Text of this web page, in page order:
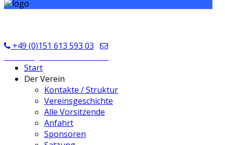
+49 (0)151 613 593 03
Start
Der Verein
Kontakte / Struktur
Vereinsgeschichte
Alle Vorsitzende
Anfahrt
Sponsoren